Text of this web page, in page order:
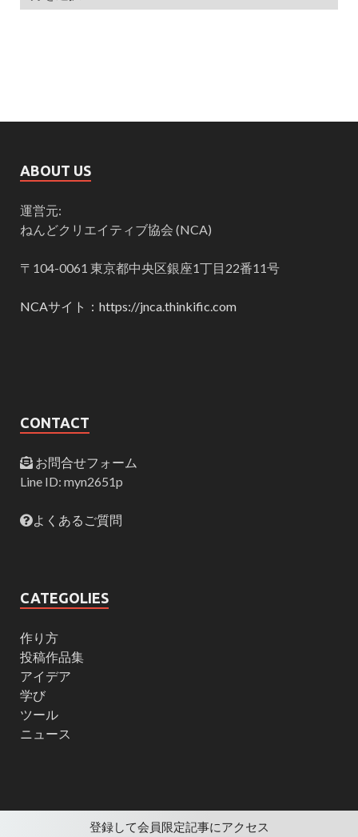
ABOUT US
運営元:
ねんどクリエイティブ協会 (NCA)
〒104-0061 東京都中央区銀座1丁目22番11号
NCAサイト：https://jnca.thinkific.com
CONTACT
お問合せフォーム
Line ID: myn2651p
よくあるご質問
CATEGOLIES
作り方
投稿作品集
アイデア
学び
ツール
ニュース
登録して会員限定記事にアクセス